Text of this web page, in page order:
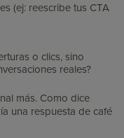
(ej: reescribe tus CTA
o clics, sino
reales?
más. Como dice
una respuesta de café